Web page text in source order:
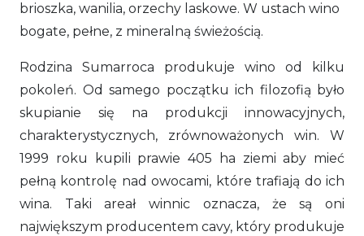
brioszka, wanilia, orzechy laskowe. W ustach wino
bogate, pełne, z mineralną świeżością.
Rodzina Sumarroca produkuje wino od kilku
pokoleń. Od samego początku ich filozofią było
skupianie się na produkcji innowacyjnych,
charakterystycznych, zrównoważonych win. W
1999 roku kupili prawie 405 ha ziemi aby mieć
pełną kontrolę nad owocami, które trafiają do ich
wina. Taki areał winnic oznacza, że są oni
największym producentem cavy, który produkuje